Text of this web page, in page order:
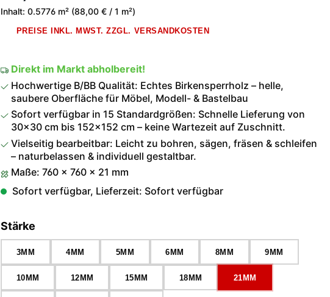
Inhalt: 0.5776 m² (88,00 € / 1 m²)
PREISE INKL. MWST. ZZGL. VERSANDKOSTEN
Direkt im Markt abholbereit!
Hochwertige B/BB Qualität: Echtes Birkensperrholz – helle,
saubere Oberfläche für Möbel, Modell- & Bastelbau
Sofort verfügbar in 15 Standardgrößen: Schnelle Lieferung von
30×30 cm bis 152×152 cm – keine Wartezeit auf Zuschnitt.
Vielseitig bearbeitbar: Leicht zu bohren, sägen, fräsen & schleifen
– naturbelassen & individuell gestaltbar.
Maße: 760 × 760 × 21 mm
Sofort verfügbar, Lieferzeit: Sofort verfügbar
Stärke
3MM 4MM 5MM 6MM 8MM 9MM
10MM 12MM 15MM 18MM 21MM